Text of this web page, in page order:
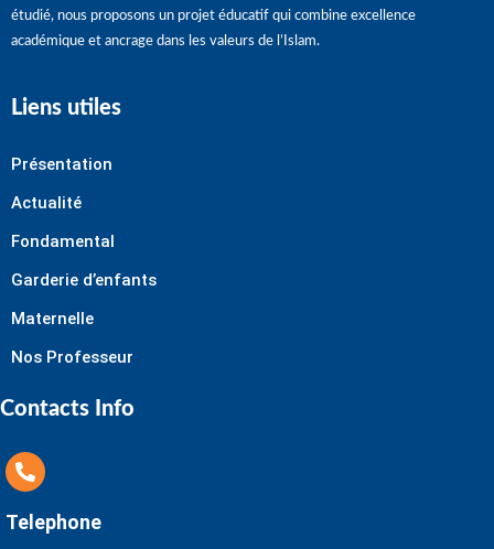
étudié, nous proposons un projet éducatif qui combine excellence
académique et ancrage dans les valeurs de l’Islam.
Liens utiles
Présentation
Actualité
Fondamental
Garderie d’enfants
Maternelle
Nos Professeur
Contacts Info
Telephone